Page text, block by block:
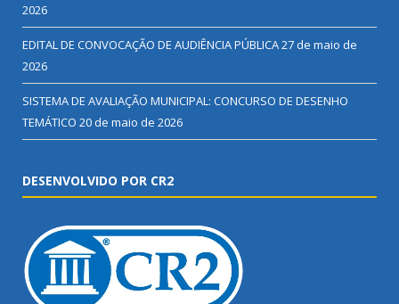
2026
EDITAL DE CONVOCAÇÃO DE AUDIÊNCIA PÚBLICA27 de maio de
2026
SISTEMA DE AVALIAÇÃO MUNICIPAL: CONCURSO DE DESENHO
TEMÁTICO 20 de maio de 2026
DESENVOLVIDO POR CR2